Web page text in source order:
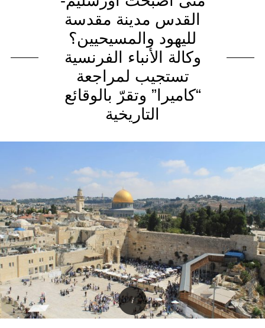
القدس مدينة مقدسة
للیهود والمسيحيين؟
وکالة الأنباء الفرنسية
تستجيب لمراجعة
“كاميرا” وتقرّ بالوقائع
التاريخية